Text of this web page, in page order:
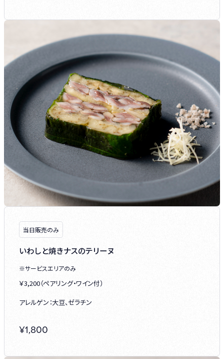
当日販売のみ
いわしと焼きナスのテリーヌ
※サービスエリアのみ
￥3,200（ペアリング・ワイン付）
アレルゲン：大豆、ゼラチン
¥1,800